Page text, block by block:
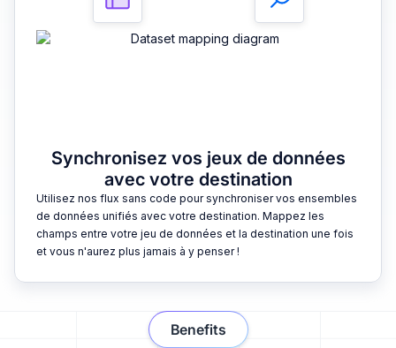
Synchronisez vos jeux de données
avec votre destination
Utilisez nos flux sans code pour synchroniser vos ensembles
de données unifiés avec votre destination. Mappez les
champs entre votre jeu de données et la destination une fois
et vous n'aurez plus jamais à y penser !
Benefits